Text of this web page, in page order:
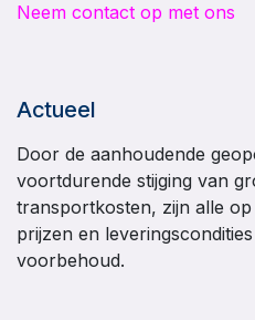
Neem contact op met ons
Actueel
Door de aanhoudende
voortdurende stijging van
transportkosten, zijn alle
prijzen en
voorbehoud.